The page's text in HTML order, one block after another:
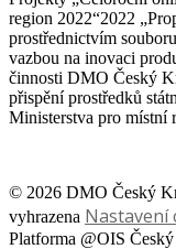
region 2022“2022
prostřednictvím
vazbou na inovaci
činnosti DMO Český
přispění prostředků
Ministerstva pro místní
© 2026 DMO Český
vyhrazena Nastavení
Platforma @OIS